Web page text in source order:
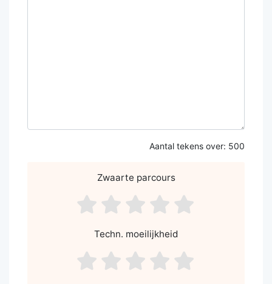
Aantal tekens over: 500
Zwaarte parcours
asdf4
asdf3
asdf2
asdf1
Techn. moeilijkheid
asdf4
asdf3
asdf2
asdf1